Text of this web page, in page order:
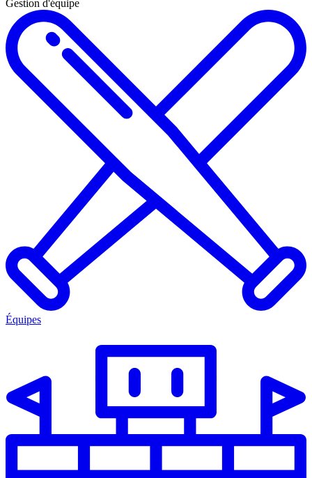
Gestion d'équipe
Équipes